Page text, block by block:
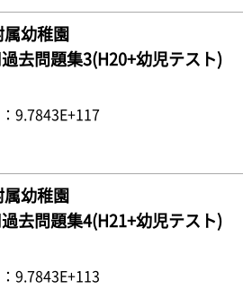
幼稚園
去問題集3(H20+幼児テスト)
9.7843E+117
幼稚園
去問題集4(H21+幼児テスト)
9.7843E+113